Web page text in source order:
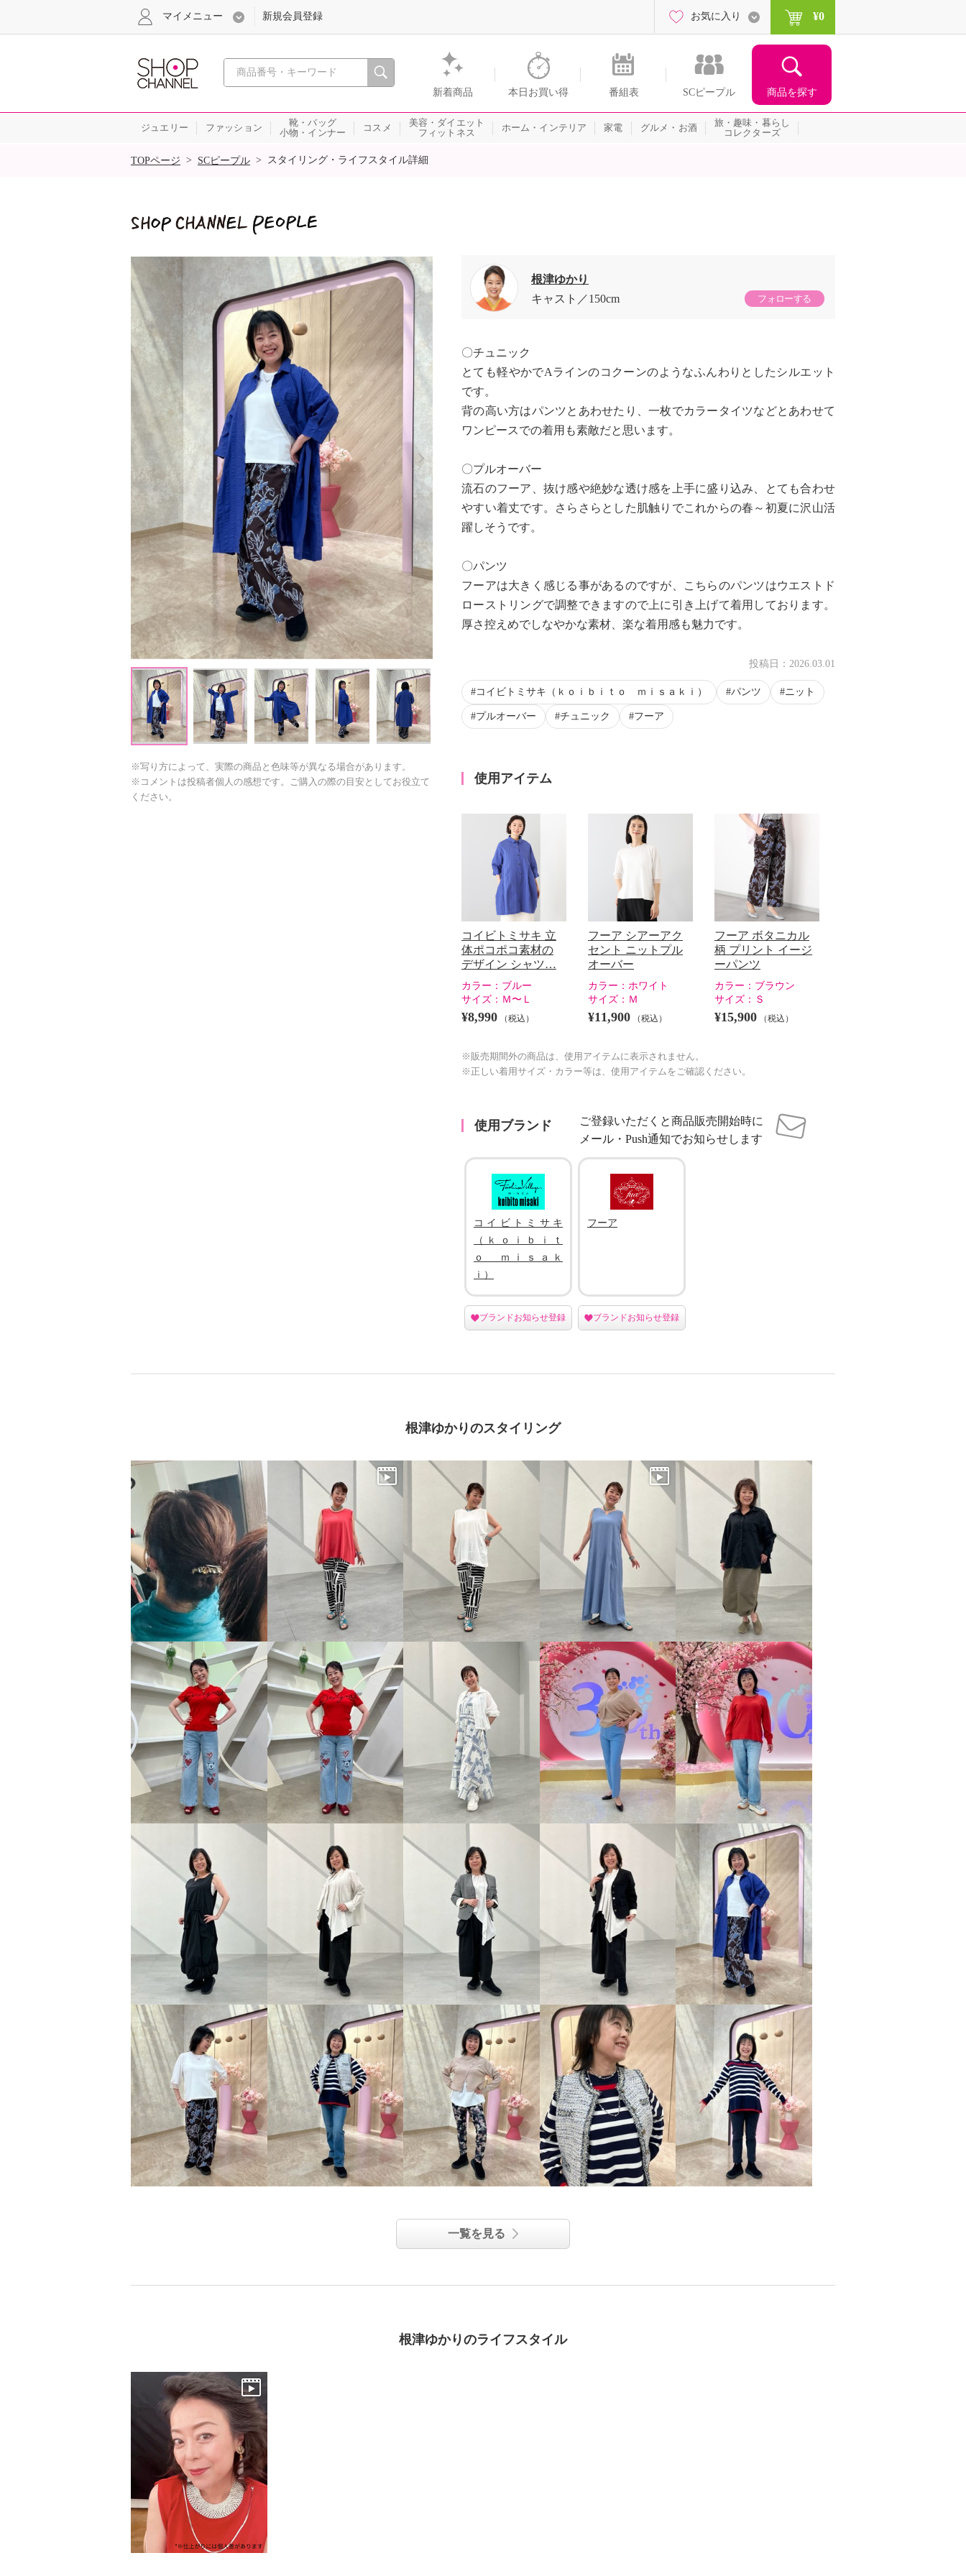
心おどる、瞬間を。通販・テレビショッピングのショップチャンネル
新着商品 本日お買い得 番組表 SCピープル 商品を探す
マイメニュー 新規会員登録 お気に入り ¥0
ジュエリー ファッション
靴・バッグ
小物・インナー
コスメ
美容・ダイエット
フィットネス
ホーム・インテリア 家電 グルメ・お酒
旅・趣味・暮らし
コレクターズ
SALE
TOPページ > SCピープル > スタイリング・ライフスタイル詳細
Next
※写り方によって、実際の商品と色味等が異なる場合があります。
※コメントは投稿者個人の感想です。ご購入の際の目安としてお役立て
ください。
根津ゆかり
キャスト
150cm フォローする
〇チュニック
とても軽やかでAラインのコクーンのようなふんわりとしたシルエット
です。
背の高い方はパンツとあわせたり、一枚でカラータイツなどとあわせて
ワンピースでの着用も素敵だと思います。
〇プルオーバー
流石のフーア、抜け感や絶妙な透け感を上手に盛り込み、とても合わせ
やすい着丈です。さらさらとした肌触りでこれからの春～初夏に沢山活
躍しそうです。
〇パンツ
フーアは大きく感じる事があるのですが、こちらのパンツはウエストド
ローストリングで調整できますので上に引き上げて着用しております。
厚さ控えめでしなやかな素材、楽な着用感も魅力です。
投稿日： 2026.03.01
コイビトミサキ（ｋｏｉｂｉｔｏ ｍｉｓａｋｉ） パンツ ニット
プルオーバー チュニック フーア
使用アイテム
コイビトミサキ 立
体ポコポコ素材の
デザイン シャツ…
カラー： ブルー
サイズ： Ｍ〜Ｌ
¥8,990 （税込）
フーア シアーアク
セント ニットプル
オーバー
カラー： ホワイト
サイズ： Ｍ
¥11,900 （税込）
フーア ボタニカル
柄 プリント イージ
ーパンツ
カラー： ブラウン
サイズ： Ｓ
¥15,900 （税込）
※販売期間外の商品は、使用アイテムに表示されません。
※正しい着用サイズ・カラー等は、使用アイテムをご確認ください。
使用ブランド
ご登録いただくと商品販売開始時に
メール・Push通知でお知らせします
コイビトミサキ
（ｋｏｉｂｉｔ
ｏ ｍｉｓａｋ
ｉ）
ブランドお知らせ登録
フーア
ブランドお知らせ登録
根津ゆかりのスタイリング
一覧を見る
根津ゆかりのライフスタイル